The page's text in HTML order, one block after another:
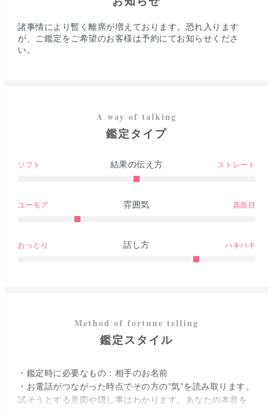
諸事情により暫く離席が増えております。恐れ入ります
が、ご鑑定をご希望のお客様は予約にてお知らせくださ
い。
鑑定タイプ
ソフト 結果の伝え方 ストレート
ユーモア 雰囲気 真面目
おっとり 話し方 ハキハキ
鑑定スタイル
・鑑定時に必要なもの：相手のお名前
・お電話がつながった時点でその方の”気”を読み取ります。
試そうとする意図や隠し事はわかります。あなたの本音を